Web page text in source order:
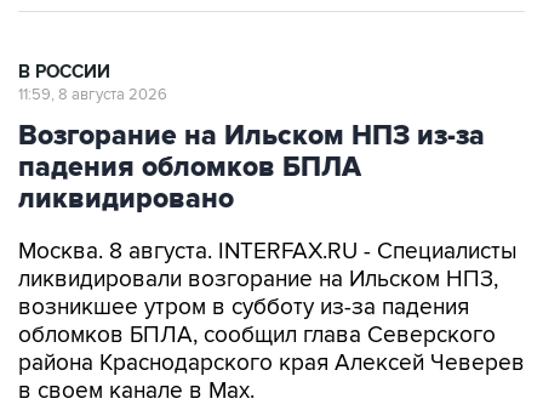
В РОССИИ
11:59, 8 августа 2026
Возгорание на Ильском НПЗ из-за
падения обломков БПЛА
ликвидировано
Москва. 8 августа. INTERFAX.RU - Специалисты
ликвидировали возгорание на Ильском НПЗ,
возникшее утром в субботу из-за падения
обломков БПЛА, сообщил глава Северского
района Краснодарского края Алексей Чеверев
в своем канале в Max.